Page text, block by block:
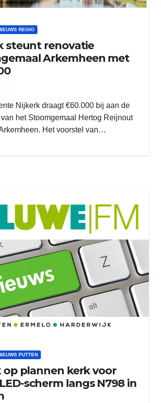
REGIO
steunt renovatie
Arkemheen met
Nijkerk draagt €60.000 bij aan de
het Stoomgemaal Hertog Reijnout
Het voorstel van…
PUTTEN
op plannen kerk voor
scherm langs N798 in